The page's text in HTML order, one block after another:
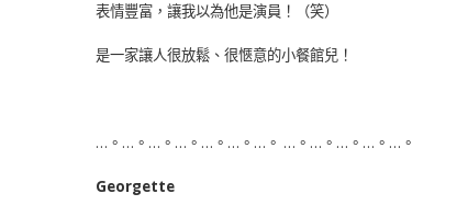
表情豐富，讓我以為他是演員！（笑）
是一家讓人很放鬆、很愜意的小餐館兒！
…。…。…。…。…。…。…。 …。…。…。…。…。
Georgette